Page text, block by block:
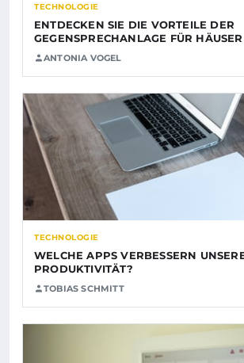
TECHNOLOGIE
ENTDECKEN SIE DIE VORTEILE DER
GEGENSPRECHANLAGE FÜR
ANTONIA VOGEL
TECHNOLOGIE
WELCHE APPS VERBESSERN
PRODUKTIVITÄT?
TOBIAS SCHMITT